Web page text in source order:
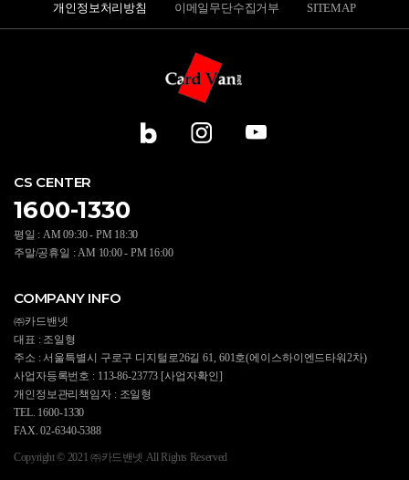
개인정보처리방침 이메일무단수집거부 SITEMAP
CS CENTER
1600-1330
평일 : AM 09:30 - PM 18:30
주말/공휴일 : AM 10:00 - PM 16:00
COMPANY INFO
㈜카드밴넷
대표 : 조일형
주소 : 서울특별시 구로구 디지털로26길 61, 601호(에이스하이엔드타워2차)
사업자등록번호 : 113-86-23773 [사업자확인]
개인정보관리책임자 : 조일형
TEL. 1600-1330
FAX. 02-6340-5388
Copyright © 2021 ㈜카드밴넷 All Rights Reserved